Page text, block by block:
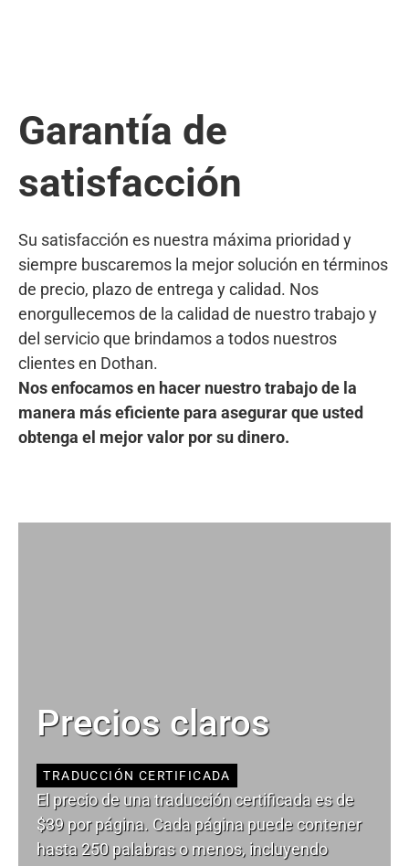
Garantía de
satisfacción
Su satisfacción es nuestra máxima prioridad y
siempre buscaremos la mejor solución en términos
de precio, plazo de entrega y calidad. Nos
enorgullecemos de la calidad de nuestro trabajo y
del servicio que brindamos a todos nuestros
clientes en Dothan.
Nos enfocamos en hacer nuestro trabajo de la
manera más eficiente para asegurar que usted
obtenga el mejor valor por su dinero.
Precios claros
TRADUCCIÓN CERTIFICADA
El precio de una traducción certificada es de
$39 por página. Cada página puede contener
hasta 250 palabras o menos, incluyendo